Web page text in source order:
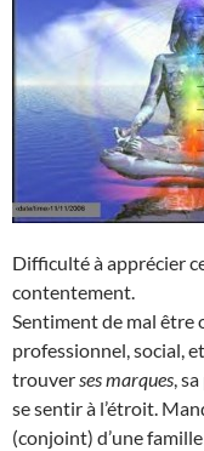
Difficulté à apprécier
contentement.
Sentiment de mal être
professionnel, social,
trouverses marques,
se sentir à l’étroit.
(conjoint) d’une